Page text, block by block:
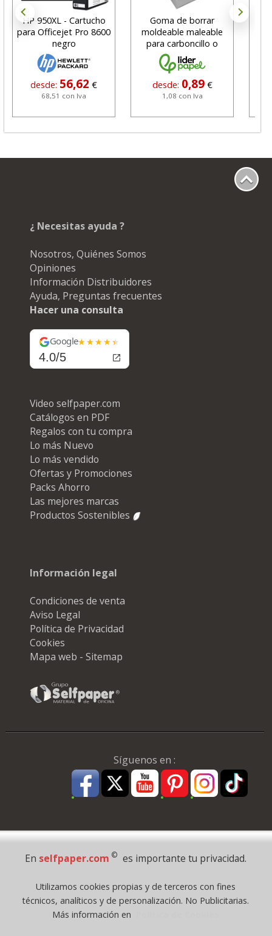
HP 950XL - Cartucho
para Officejet Pro 8600
negro
desde: 56,62 €
68,51 con Iva
Goma de borrar
moldeable maleable
para carboncillo o
grafito
desde: 0,89 €
1,08 con Iva
¿ Necesitas ayuda ?
Nosotros, Quiénes Somos
Opiniones
Información Distribuidores
Ayuda, Preguntas frecuentes
Hacer una consulta
Google
4.0/5
Video selfpaper.com
Catálogos en PDF
Regalos con tu compra
Lo más Nuevo
Lo más vendido
Ofertas y Promociones
Packs Ahorro
Las mejores marcas
Productos Sostenibles
Información legal
Condiciones de venta
Aviso Legal
Política de Privacidad
Cookies
Mapa web - Sitemap
Síguenos en :
Pago Seguro
Todos los derechos reservados
©selfpaper.com, y las webs de ©gruposelfpaper.org están gestionadas, y
En selfpaper.com © es importante tu privacidad.
Utilizamos cookies propias y de terceros con fines
técnicos, analíticos y de personalización. No Publicitarias.
Más información en